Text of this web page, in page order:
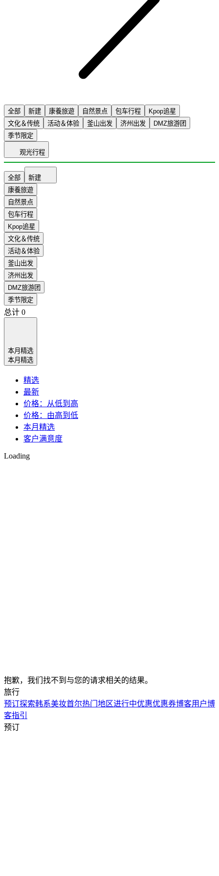
全部 新建 康養旅遊 自然景点 包车行程
Kpop追星
文化＆传统
活动＆体验 釜山出发 济州出发
DMZ旅游团
季节限定
观光行程
全部
新建
康養旅遊
自然景点
包车行程
Kpop追星
文化＆传统
活动＆体验
釜山出发
济州出发
DMZ旅游团
季节限定
总计 0
本月精选
本月精选
精选
最新
价格：从低到高
价格：由高到低
本月精选
客户满意度
Loading
抱歉，我们找不到与您的请求相关的结果。
旅行
预订探索韩系美妆首尔热门地区进行中优惠优惠券博客用户博
客指引
预订